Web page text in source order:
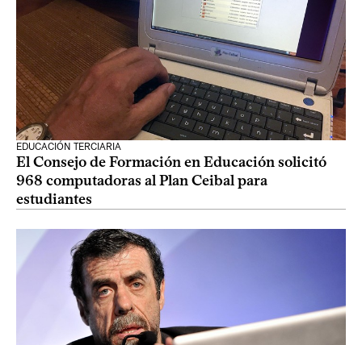
EDUCACIÓN TERCIARIA
El Consejo de Formación en Educación solicitó
968 computadoras al Plan Ceibal para
estudiantes